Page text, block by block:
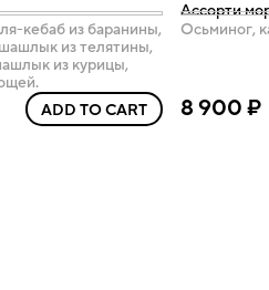
кебаб из баранины,
шашлык из телятины,
из курицы,
ADD TO CART
Ассорти
Осьминог,
8 900 ₽